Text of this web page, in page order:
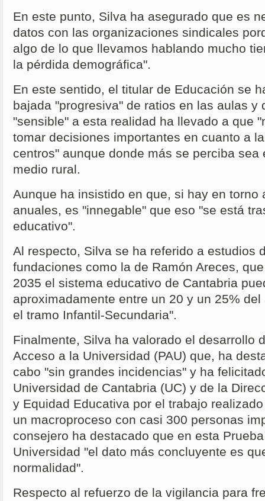
En este punto, Silva ha asegurado que es
datos con las organizaciones sindicales
algo de lo que llevamos hablando mucho
la pérdida demográfica".
En este sentido, el titular de Educación se
bajada "progresiva" de ratios en las aulas y
"sensible" a esta realidad ha llevado a que
tomar decisiones importantes en cuanto a
centros" aunque donde más se perciba sea
medio rural.
Aunque ha insistido en que, si hay en torno
anuales, es "innegable" que eso "se está
educativo".
Al respecto, Silva se ha referido a estudios
fundaciones como la de Ramón Areces,
2035 el sistema educativo de Cantabria
aproximadamente entre un 20 y un 25%
el tramo Infantil-Secundaria".
Finalmente, Silva ha valorado el desarrollo
Acceso a la Universidad (PAU) que, ha
cabo "sin grandes incidencias" y ha
Universidad de Cantabria (UC) y de la
y Equidad Educativa por el trabajo
un macroproceso con casi 300 personas
consejero ha destacado que en esta
Universidad "el dato más concluyente es
normalidad".
Respecto al refuerzo de la vigilancia para